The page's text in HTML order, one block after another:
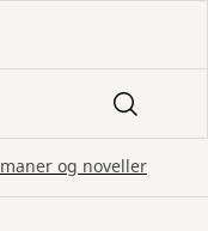
og noveller